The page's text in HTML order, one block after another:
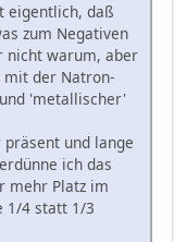
eigentlich, daß
zum Negativen
nicht warum, aber
mit der Natron-
'metallischer'
und lange
ich das
mehr Platz im
1/4 statt 1/3